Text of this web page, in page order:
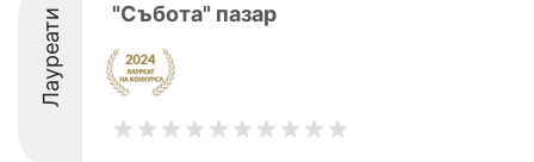
Лауреати "Събота" пазар